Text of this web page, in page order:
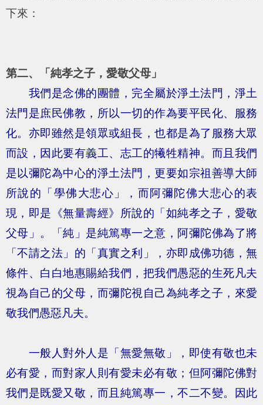
下來：
第二、「純孝之子，愛敬父母」
我們是念佛的團體，完全屬於淨土法門，淨土
法門是庶民佛教，所以一切的作為要平民化、服務
化。亦即雖然是領眾或組長，也都是為了服務大眾
而設，因此要有義工、志工的犧牲精神。而且我們
是以彌陀為中心的淨土法門，更要如宗祖善導大師
所說的「學佛大悲心」，而阿彌陀佛大悲心的表
現，即是《無量壽經》所說的「如純孝之子，愛敬
父母」。「純」是純篤專一之意，阿彌陀佛為了將
「不請之法」的「真實之利」，亦即成佛功德，無
條件、白白地惠賜給我們，把我們愚惡的生死凡夫
視為自己的父母，而彌陀視自己為純孝之子，來愛
敬我們愚惡凡夫。
一般人對外人是「無愛無敬」，即使有敬也未
必有愛，而對家人則有愛未必有敬；但阿彌陀佛對
我們是既愛又敬，而且純篤專一，不二不變。因此